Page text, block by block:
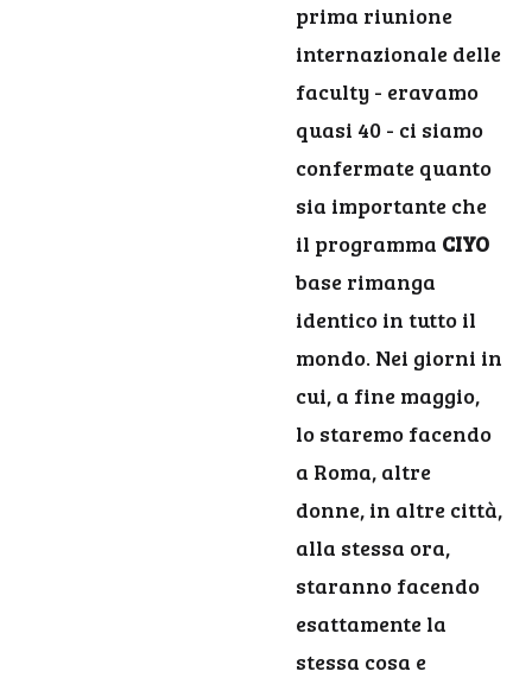
prima riunione
internazionale delle
faculty - eravamo
quasi 40 - ci siamo
confermate quanto
sia importante che
il programma CIYO
base rimanga
identico in tutto il
mondo. Nei giorni in
cui, a fine maggio,
lo staremo facendo
a Roma, altre
donne, in altre città,
alla stessa ora,
staranno facendo
esattamente la
stessa cosa e